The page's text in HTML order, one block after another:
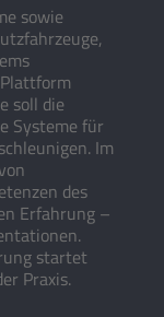
sowie
soll die
Systeme für
Im
des
Erfahrung –
startet
Praxis.